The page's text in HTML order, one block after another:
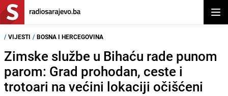
/ VIJESTI / BOSNA I HERCEGOVINA
Zimske službe u Bihaću rade punom
parom: Grad prohodan, ceste i
trotoari na većini lokaciji očišćeni